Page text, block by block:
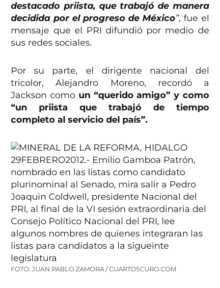
destacado priista, que trabajó de manera
decidida por el progreso de México”, fue el
mensaje que el PRI difundió por medio de
sus redes sociales.
Por su parte, el dirigente nacional del
tricolor, Alejandro Moreno, recordó a
Jackson como un “querido amigo” y como
“un priista que trabajó de tiempo
completo al servicio del país”.
FOTO: JUAN PABLO ZAMORA / CUARTOSCURO.COM